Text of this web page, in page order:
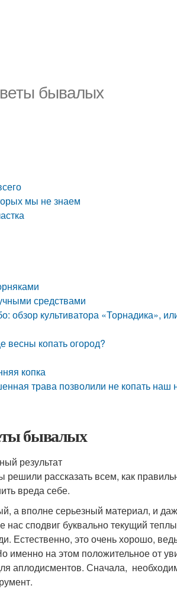
бывалых
мы не знаем
средствами
обзор культиватора «Торнадика»,
весны копать огород?
копка
трава позволили не копать наш
бывалых
результат
рассказать всем, как
вреда себе.
а вполне серьезный материал, и
сподвиг буквально текущий
Естественно, это очень хорошо,
именно на этом положительное от
аплодисментов. Сначала,